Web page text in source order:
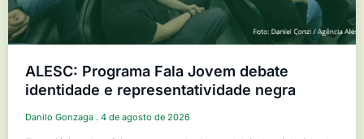
ALESC: Programa Fala Jovem debate
identidade e representatividade negra
Danilo Gonzaga 4 de agosto de 2026